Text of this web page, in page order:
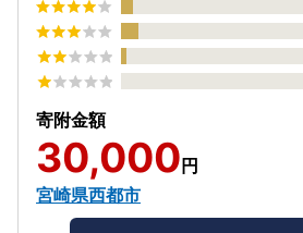
寄附金額
30,000 円
宮崎県西都市